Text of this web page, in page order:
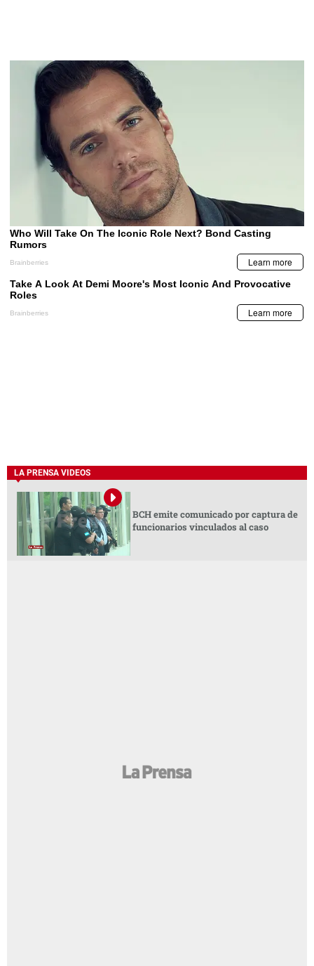
LA PRENSA VIDEOS
BCH emite comunicado por captura de
funcionarios vinculados al caso